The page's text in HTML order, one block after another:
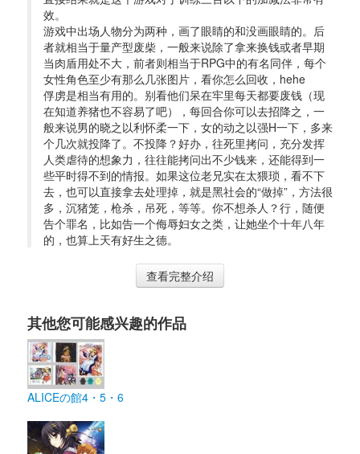
效。
游戏中出场人物分为两种，画了眼睛的和没画眼睛的。后
者就相当于量产型废柴，一般来说除了拿来换钱或者早期
当肉盾用处不大，前者则相当于RPG中的有名同伴，每个
女性角色至少有那么几张图片，看你怎么回收，hehe
俘虏是相当有用的。别看他们呆在牢里每天都要废钱（现
在知道养猪也不容易了吧），每回合你可以去招降之，一
般来说男的晓之以利怀柔一下，女的动之以强H一下，多来
个几次就投降了。不投降？好办，往死里拷问，充分发挥
人类虐待的想象力，往往能拷问出不少钱来，还能得到一
些平时得不到的情报。如果这位老兄实在太猥琐，看不下
去，也可以直接拿去处理掉，就是黑社会的“做掉”，方法很
多，沉猪笼，枪杀，吊死，等等。你不想杀人？行，随便
告个罪名，比如告一个侮辱妇女之类，让她坐个十年八年
的，也算上天有好生之德。
查看完整介绍
其他您可能感兴趣的作品
ALICEの館4・5・6